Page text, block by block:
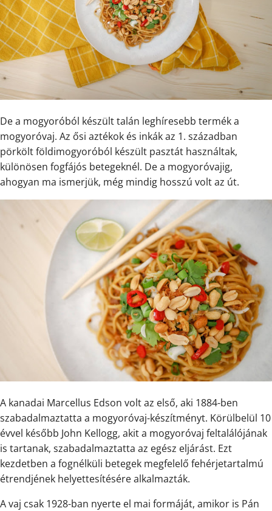
De a mogyoróból készült talán leghíresebb termék a
mogyoróvaj. Az ősi aztékok és inkák az 1. században
pörkölt földimogyoróból készült pasztát használtak,
különösen fogfájós betegeknél. De a mogyoróvajig,
ahogyan ma ismerjük, még mindig hosszú volt az út.
A kanadai Marcellus Edson volt az első, aki 1884-ben
szabadalmaztatta a mogyoróvaj-készítményt. Körülbelül 10
évvel később John Kellogg, akit a mogyoróvaj feltalálójának
is tartanak, szabadalmaztatta az egész eljárást. Ezt
kezdetben a fognélküli betegek megfelelő fehérjetartalmú
étrendjének helyettesítésére alkalmazták.
A vaj csak 1928-ban nyerte el mai formáját, amikor is Pán